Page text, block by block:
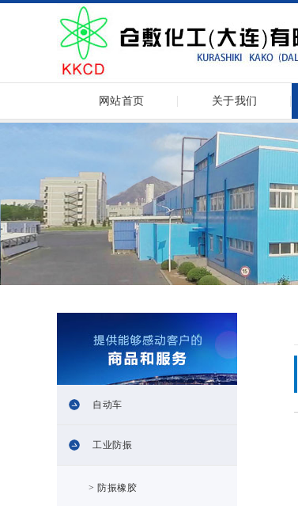
网站首页 关于我们
自动车
工业防振
> 防振橡胶